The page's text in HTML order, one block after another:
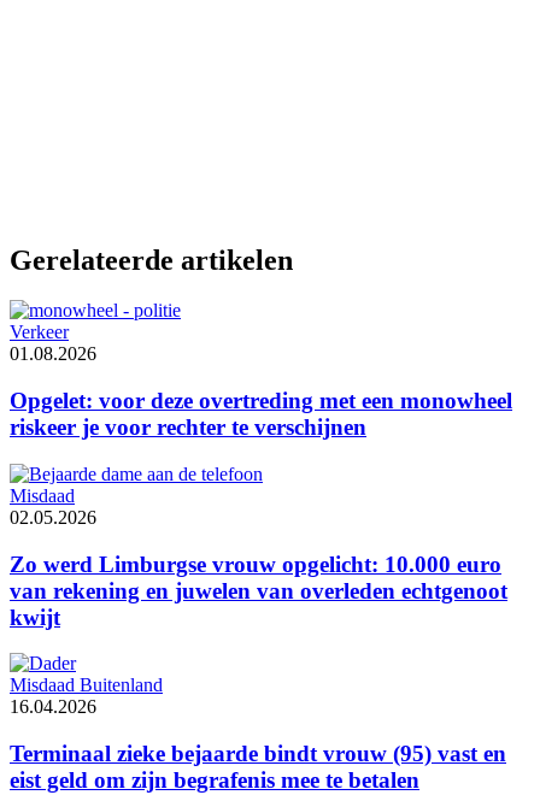
Gerelateerde artikelen
Verkeer
01.08.2026
Opgelet: voor deze overtreding met een monowheel
riskeer je voor rechter te verschijnen
Misdaad
02.05.2026
Zo werd Limburgse vrouw opgelicht: 10.000 euro
van rekening en juwelen van overleden echtgenoot
kwijt
Misdaad Buitenland
16.04.2026
Terminaal zieke bejaarde bindt vrouw (95) vast en
eist geld om zijn begrafenis mee te betalen